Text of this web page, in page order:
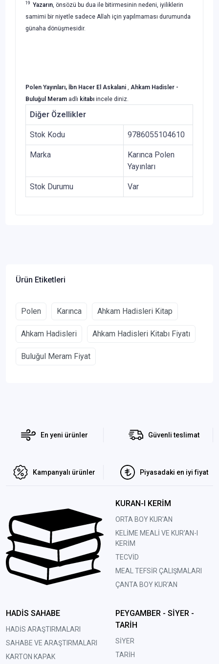
19 Yazarın, önsözü bu dua ile bitirmesinin nedeni, iyiliklerin
samimi bir niyetle sadece Allah için yapıl­maması durumunda
günaha dönüşmesidir.
Polen Yayınları, İbn Hacer El Askalani , Ahkam Hadisler -
Buluğul Meram adlı kitabı incele diniz.
Diğer Özellikler
Stok Kodu 9786055104610
Marka
Karınca Polen
Yayınları
Stok Durumu Var
Ürün Etiketleri
Polen Karınca Ahkam Hadisleri Kitap
Ahkam Hadisleri Ahkam Hadisleri Kitabı Fiyatı
Buluğul Meram Fiyat
En yeni ürünler Güvenli teslimat
Kampanyalı ürünler Piyasadaki en iyi fiyat
KURAN-I KERİM
ORTA BOY KUR'AN
KELİME MEALİ VE KUR'AN-I
KERİM
TECVİD
MEAL TEFSİR ÇALIŞMALARI
ÇANTA BOY KUR'AN
HADİS SAHABE
HADİS ARAŞTIRMALARI
SAHABE VE ARAŞTIRMALARI
KARTON KAPAK
PEYGAMBER - SİYER -
TARİH
SİYER
TARİH